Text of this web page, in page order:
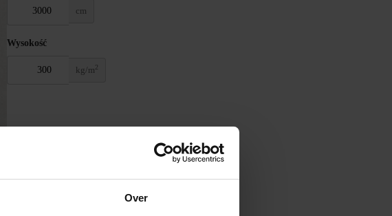
Over
cm
Wysokość
kg/m 2